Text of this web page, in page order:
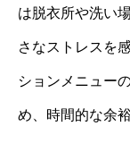
は脱衣所や洗い
さなストレスを
ションメニュー
め、時間的な余